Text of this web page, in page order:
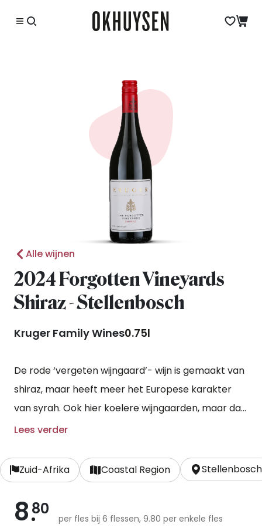
Alle wijnen
2024 Forgotten Vineyards
Shiraz - Stellenbosch
Kruger Family Wines0.75l
De rode ‘vergeten wijngaard’- wijn is gemaakt van
shiraz, maar heeft meer het Europese karakter
van syrah. Ook hier koelere wijngaarden, maar dan
bij Stellenbosch, met opnieuw een bodem van
extractie tijdens de alcoholische gisting op
inoxtank. Voor de melkzure gisting ging de wijn
over op Franse eikenhouten vaten, waar hij een
jaar verbleef.
Lees verder
Zuid-Afrika Coastal Region Stellenbosch
8 80
per fles bij 6 flessen, 9.80 per enkele fles